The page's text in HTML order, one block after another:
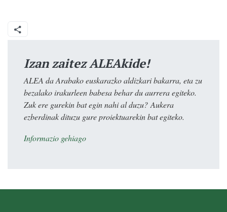
Izan zaitez ALEAkide!
ALEA da Arabako euskarazko aldizkari bakarra, eta zu
bezalako irakurleen babesa behar du aurrera egiteko.
Zuk ere gurekin bat egin nahi al duzu? Aukera
ezberdinak dituzu gure proiektuarekin bat egiteko.
Informazio gehiago